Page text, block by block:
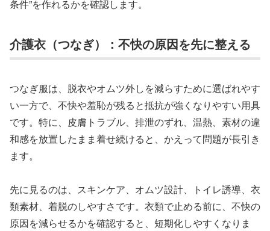
条件”を作れるかを確認します。
介護衣（つなぎ）：不快の原因を先に整える
つなぎ服は、脱衣やオムツ外しを減らすために選ばれやす
い一方で、不快や羞恥が残ると抵抗が強くなりやすい用具
です。特に、皮膚トラブル、排泄のずれ、温熱、素材の違
和感を放置したまま着せ続けると、かえって問題が長引き
ます。
先に見るのは、スキンケア、オムツ設計、トイレ誘導、衣
類素材、着脱のしやすさです。衣類で止める前に、不快の
原因を減らせるかを確認すると、短期化しやすくなりま